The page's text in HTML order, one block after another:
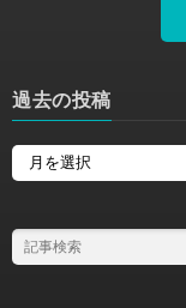
過去の投稿